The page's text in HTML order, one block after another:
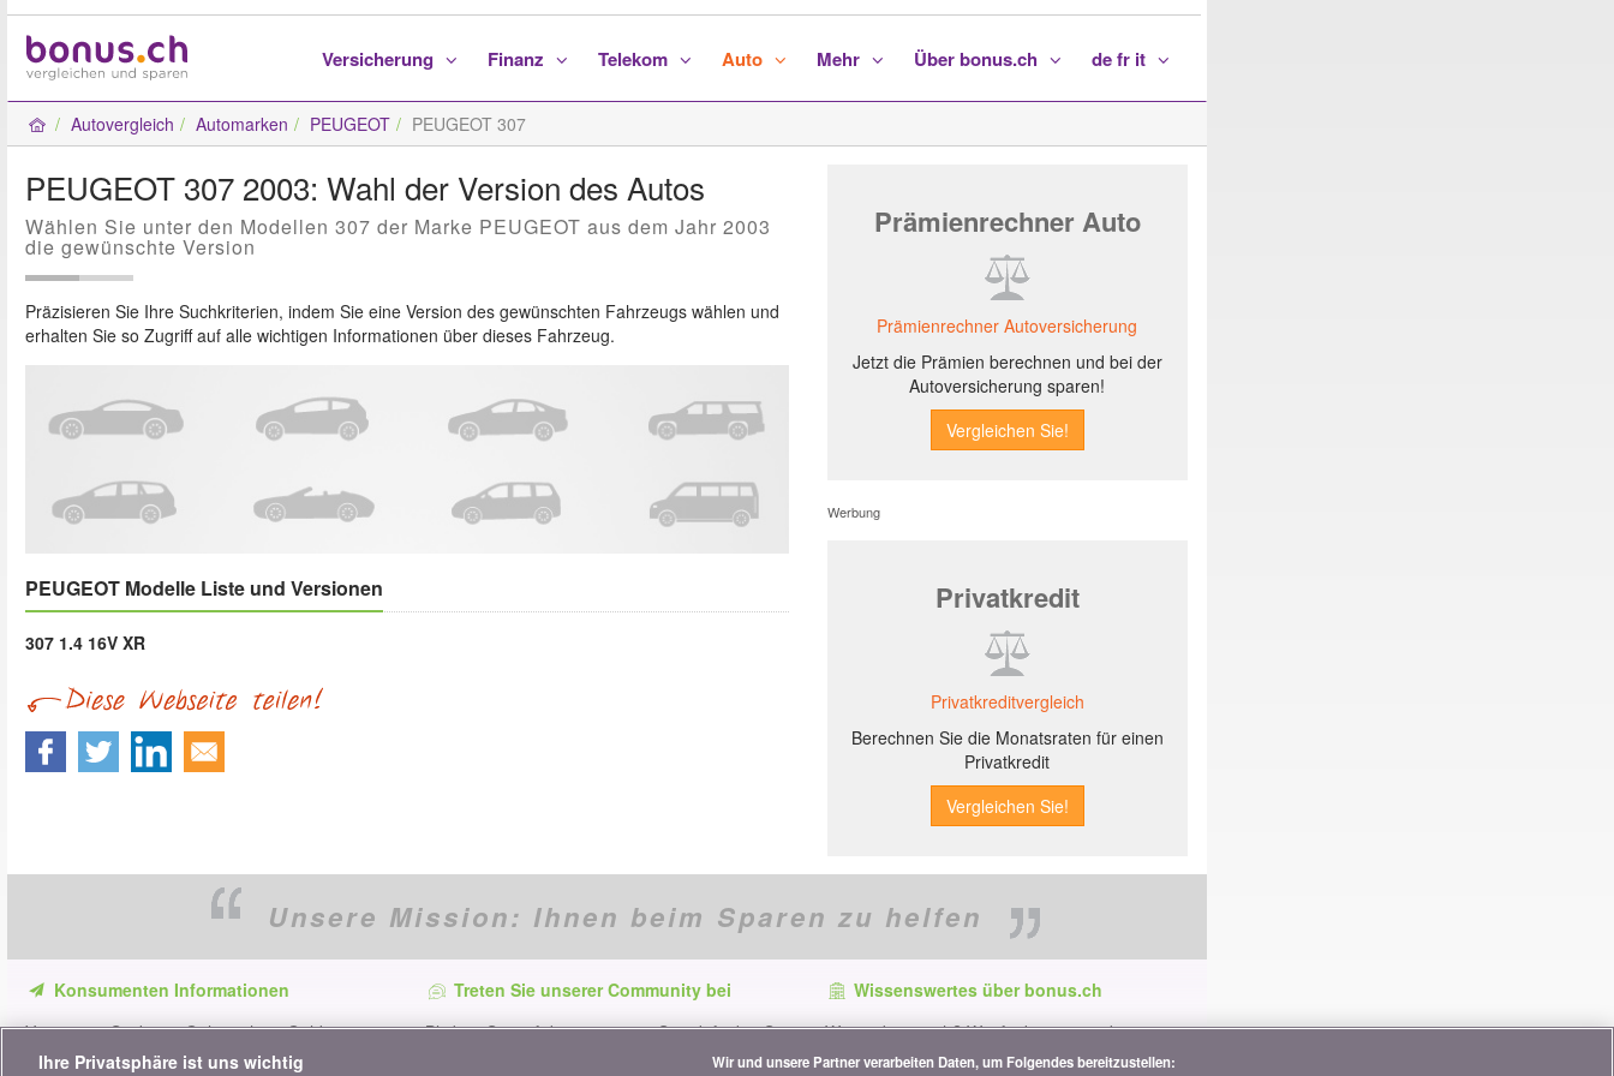
Versicherung Finanz Telekom Auto Mehr Über bonus.ch de fr it
Autovergleich Automarken PEUGEOT PEUGEOT 307
PEUGEOT 307 2003: Wahl der Version des Autos
Wählen Sie unter den Modellen 307 der Marke PEUGEOT aus dem Jahr 2003
die gewünschte Version
Präzisieren Sie Ihre Suchkriterien, indem Sie eine Version des gewünschten Fahrzeugs wählen und
erhalten Sie so Zugriff auf alle wichtigen Informationen über dieses Fahrzeug.
PEUGEOT Modelle Liste und Versionen
307 1.4 16V XR
Prämienrechner Auto
Prämienrechner Autoversicherung
Jetzt die Prämien berechnen und bei der
Autoversicherung sparen!
Werbung
Privatkredit
Privatkreditvergleich
Berechnen Sie die Monatsraten für einen
Privatkredit
Unsere Mission: Ihnen beim Sparen zu helfen
Konsumenten Informationen
Verpassen Sie keine Gelegenheit, Geld zu
sparen. Erhalten Sie unsere Vergleiche,
Treten Sie unserer Community bei
Bleiben Sie auf dem neuesten Stand, finden Sie
alle Ratschläge und Tipps zum Sparen auf:
Wissenswertes über bonus.ch
Wer ist bonus.ch? Wie funktionieren die
Vergleiche? Presseanfragen, Partnerschaften,
Ihre Privatsphäre ist uns wichtig Wir und unsere Partner verarbeiten Daten, um Folgendes bereitzustellen: